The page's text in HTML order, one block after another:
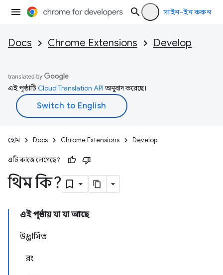
সাইন-ইন করুন
Docs Chrome Extensions Develop
এই পৃষ্ঠাটিCloud Translation APIঅনুবাদ করেছে।
হোম Docs Chrome Extensions Develop
এটি কাজে লেগেছে?
থিম কি?
এই পৃষ্ঠায় যা যা আছে
উদ্ভাসিত
রং